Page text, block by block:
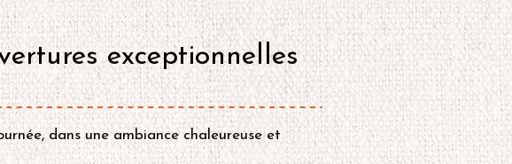
exceptionnelles
dans une ambiance chaleureuse et